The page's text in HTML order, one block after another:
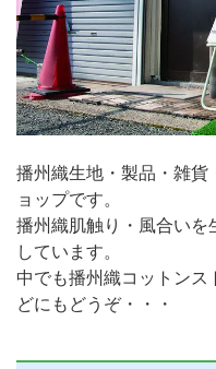
播州織生地・製品・雑
ョップです。
播州織肌触り・風合いを
しています。
中でも播州織コットン
どにもどうぞ・・・